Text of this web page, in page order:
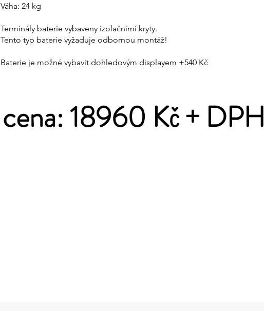
Váha: 24 kg
Terminály baterie vybaveny izolačními kryty.
Tento typ baterie vyžaduje odbornou montáž!
Baterie je možné vybavit dohledovým displayem +540 Kč
cena: 18960 Kč + DPH